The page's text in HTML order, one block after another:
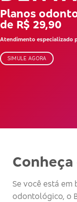
Planos
de R$ 29,90
Atendimento especializado
SIMULE AGORA
Se você está em
odontológico, o